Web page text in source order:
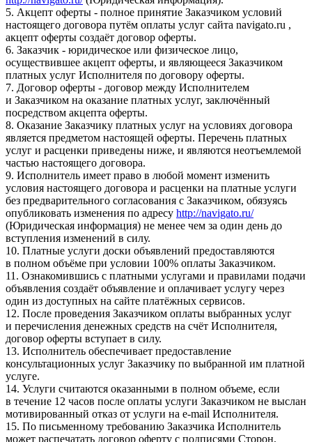
5. Акцепт оферты - полное принятие Заказчиком условий
настоящего договора путём оплаты услуг сайта navigato.ru ,
акцепт оферты создаёт договор оферты.
6. Заказчик - юридическое или физическое лицо,
осуществившее акцепт оферты, и являющееся Заказчиком
платных услуг Исполнителя по договору оферты.
7. Договор оферты - договор между Исполнителем
и Заказчиком на оказание платных услуг, заключённый
посредством акцепта оферты.
8. Оказание Заказчику платных услуг на условиях договора
является предметом настоящей оферты. Перечень платных
услуг и расценки приведены ниже, и являются неотъемлемой
частью настоящего договора.
9. Исполнитель имеет право в любой момент изменить
условия настоящего договора и расценки на платные услуги
без предварительного согласования с Заказчиком, обязуясь
опубликовать изменения по адресу http://navigato.ru/
(Юридическая информация) не менее чем за один день до
вступления изменений в силу.
10. Платные услуги доски объявлений предоставляются
в полном объёме при условии 100% оплаты Заказчиком.
11. Ознакомившись с платными услугами и правилами подачи
объявления создаёт объявление и оплачивает услугу через
один из доступных на сайте платёжных сервисов.
12. После проведения Заказчиком оплаты выбранных услуг
и перечисления денежных средств на счёт Исполнителя,
договор оферты вступает в силу.
13. Исполнитель обеспечивает предоставление
консультационных услуг Заказчику по выбранной им платной
услуге.
14. Услуги считаются оказанными в полном объеме, если
в течение 12 часов после оплаты услуги Заказчиком не выслан
мотивированный отказ от услуги на e-mail Исполнителя.
15. По письменному требованию Заказчика Исполнитель
может распечатать договор оферту с подписями Сторон,